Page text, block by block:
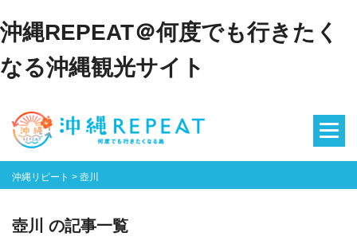
沖縄REPEAT＠何度でも行きたく
なる沖縄観光サイト
沖縄リピート > 壺川
壺川 の記事一覧